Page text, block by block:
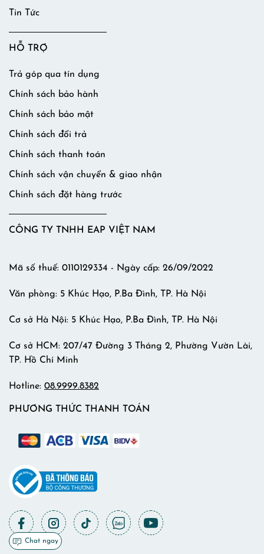
Tin Tức
HỖ TRỢ
Trả góp qua tín dụng
Chính sách bảo hành
Chính sách bảo mật
Chính sách đổi trả
Chính sách thanh toán
Chính sách vận chuyển & giao nhận
Chính sách đặt hàng trước
CÔNG TY TNHH EAP VIỆT NAM
Mã số thuế: 0110129334 - Ngày cấp: 26/09/2022
Văn phòng: 5 Khúc Hạo, P.Ba Đình, TP. Hà Nội
Cơ sở Hà Nội: 5 Khúc Hạo, P.Ba Đình, TP. Hà Nội
Cơ sở HCM: 207/47 Đường 3 Tháng 2, Phường Vườn Lài,
TP. Hồ Chí Minh
Hotline: 08.9999.8382
PHƯƠNG THỨC THANH TOÁN
Chat ngay